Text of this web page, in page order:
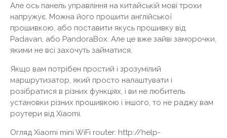
Але ось панель управління на китайській мові трохи
напружує. Можна його прошити англійської
прошивкою, або поставити якусь прошивку від
Padavan, або PandoraBox. Але це вже зайві заморочки,
якими не всі захочуть займатися.
Якщо вам потрібен простий і зрозумілий
маршрутизатор, який просто налаштувати і
розібратися в різних функціях, і ви не любитель
установки різних прошивкою і іншого, то не раджу вам
роутери від Xiaomi.
Огляд Xiaomi mini WiFi router: http://help-